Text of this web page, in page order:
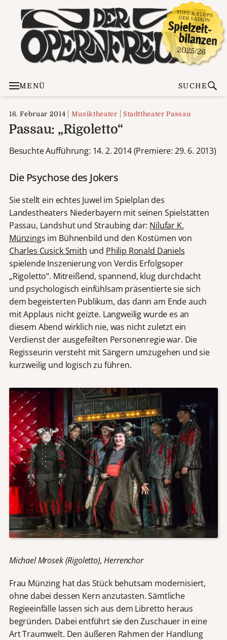
MENÜ SUCHE
16. Februar 2014 Musiktheater Stadttheater Passau
Passau: „Rigoletto“
Besuchte Aufführung: 14. 2. 2014 (Premiere: 29. 6. 2013)
Die Psychose des Jokers
Sie stellt ein echtes Juwel im Spielplan des
Landestheaters Niederbayern mit seinen Spielstätten
Passau, Landshut und Straubing dar: Nilufar K.
Münzings im Bühnenbild und den Kostümen von
Charles Cusick Smith und Philip Ronald Daniels
spielende Inszenierung von Verdis Erfolgsoper
„Rigoletto“. Mitreißend, spannend, klug durchdacht
und psychologisch einfühlsam präsentierte sie sich
dem begeisterten Publikum, das dann am Ende auch
mit Applaus nicht geizte. Langweilig wurde es an
diesem Abend wirklich nie, was nicht zuletzt ein
Verdienst der ausgefeilten Personenregie war. Die
Regisseurin versteht mit Sängern umzugehen und sie
kurzweilig und logisch zu führen.
Michael Mrosek (Rigoletto), Herrenchor
Frau Münzing hat das Stück behutsam modernisiert,
ohne dabei dessen Kern anzutasten. Sämtliche
Regieeinfälle lassen sich aus dem Libretto heraus
begründen. Dabei entführt sie den Zuschauer in eine
Art Traumwelt. Den äußeren Rahmen der Handlung